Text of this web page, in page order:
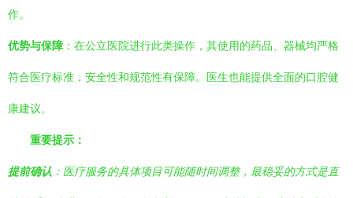
作。
优势与保障 ：在公立医院进行此类操作，其使用的药品、器械均严格
符合医疗标准，安全性和规范性有保障。医生也能提供全面的口腔健
康建议。
重要提示：
提前确认 ：医疗服务的具体项目可能随时间调整，最稳妥的方式是直